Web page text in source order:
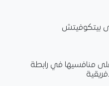
بيتكوفيتش
على منافسيها في رابطة